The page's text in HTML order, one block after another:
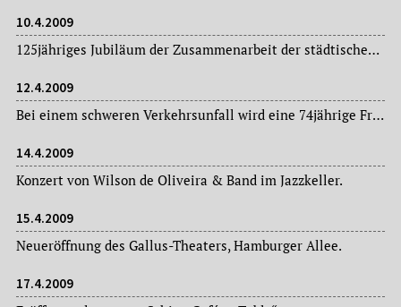
10.4.2009
125jähriges Jubiläum der Zusammenarbeit der städtischen Verkehrsbetriebe in Frankfurt am Main und Offenbach am Main: Am 10. April 1884 fuhr die erste Straßenbahn mit elektrischer Oberleitung von der Alten Brücke im Stadtteil Sachsenhausen zum Mathildenplatz in Offenbach am Main.
12.4.2009
Bei einem schweren Verkehrsunfall wird eine 74jährige Frankfurterin in Unterliederbach von einem Zug überrollt und dabei tödlich verletzt.
14.4.2009
Konzert von Wilson de Oliveira & Band im Jazzkeller.
15.4.2009
Neueröffnung des Gallus-Theaters, Hamburger Allee.
17.4.2009